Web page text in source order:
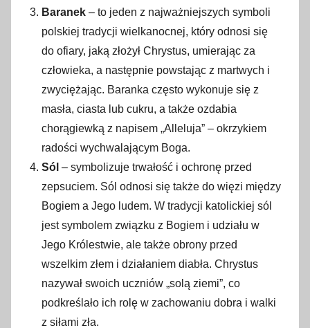
Baranek – to jeden z najważniejszych symboli
polskiej tradycji wielkanocnej, który odnosi się
do ofiary, jaką złożył Chrystus, umierając za
człowieka, a następnie powstając z martwych i
zwyciężając. Baranka często wykonuje się z
masła, ciasta lub cukru, a także ozdabia
chorągiewką z napisem „Alleluja” – okrzykiem
radości wychwalającym Boga.
Sól – symbolizuje trwałość i ochronę przed
zepsuciem. Sól odnosi się także do więzi między
Bogiem a Jego ludem. W tradycji katolickiej sól
jest symbolem związku z Bogiem i udziału w
Jego Królestwie, ale także obrony przed
wszelkim złem i działaniem diabła. Chrystus
nazywał swoich uczniów „solą ziemi”, co
podkreślało ich rolę w zachowaniu dobra i walki
z siłami zła.